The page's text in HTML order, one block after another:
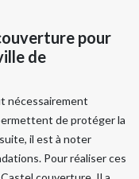
pour
de
nécessairement
de protéger la
il est à noter
Pour réaliser ces